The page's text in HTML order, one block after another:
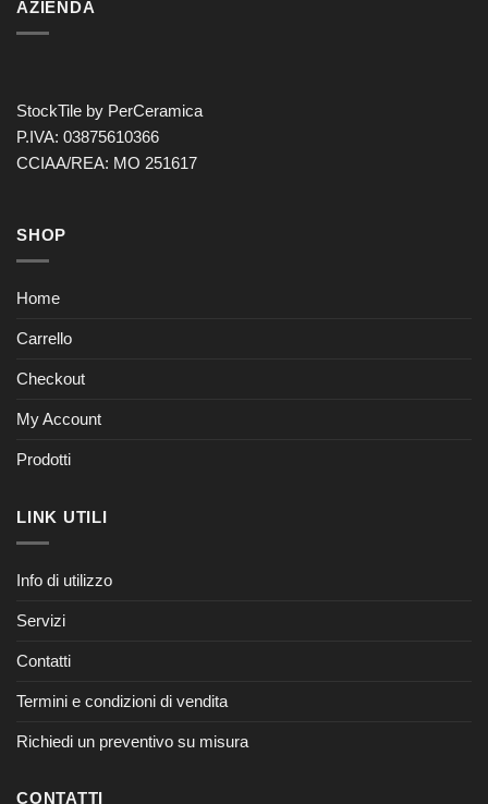
AZIENDA
StockTile by PerCeramica
P.IVA: 03875610366
CCIAA/REA: MO 251617
SHOP
Home
Carrello
Checkout
My Account
Prodotti
LINK UTILI
Info di utilizzo
Servizi
Contatti
Termini e condizioni di vendita
Richiedi un preventivo su misura
CONTATTI